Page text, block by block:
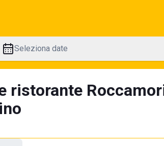
Seleziona date
ristorante